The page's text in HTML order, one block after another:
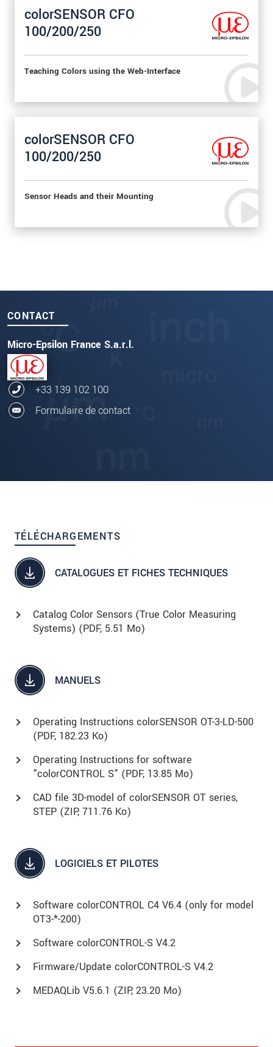
colorSENSOR CFO
100/200/250
Teaching Colors using the Web-Interface
colorSENSOR CFO
100/200/250
Sensor Heads and their Mounting
CONTACT
Micro-Epsilon France S.a.r.l.
+33 139 102 100
Formulaire de contact
TÉLÉCHARGEMENTS
CATALOGUES ET FICHES TECHNIQUES
Catalog Color Sensors (True Color Measuring
Systems) (PDF, 5.51 Mo)
MANUELS
Operating Instructions colorSENSOR OT-3-LD-500
(PDF, 182.23 Ko)
Operating Instructions for software
"colorCONTROL S" (PDF, 13.85 Mo)
CAD file 3D-model of colorSENSOR OT series,
STEP (ZIP, 711.76 Ko)
LOGICIELS ET PILOTES
Software colorCONTROL C4 V6.4 (only for model
OT3-*-200)
Software colorCONTROL-S V4.2
Firmware/Update colorCONTROL-S V4.2
MEDAQLib V5.6.1 (ZIP, 23.20 Mo)